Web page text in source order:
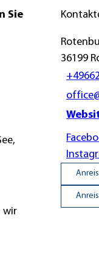
Sie
wir
36199